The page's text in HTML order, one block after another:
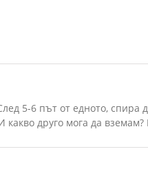
5-6 път от едното, спира
друго мога да вземам?